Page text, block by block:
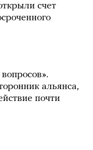
счет
альянса,
почти